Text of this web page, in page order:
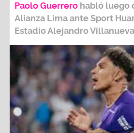
Paolo Guerrero habló luego
Alianza Lima ante Sport
Estadio Alejandro